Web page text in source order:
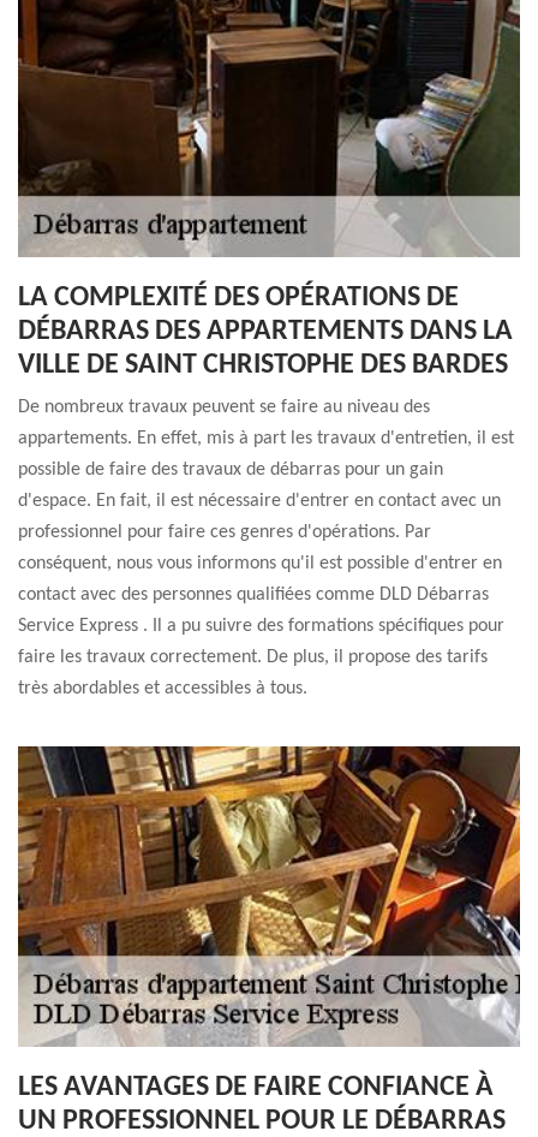
LA COMPLEXITÉ DES OPÉRATIONS DE
DÉBARRAS DES APPARTEMENTS DANS LA
VILLE DE SAINT CHRISTOPHE DES BARDES
De nombreux travaux peuvent se faire au niveau des
appartements. En effet, mis à part les travaux d'entretien, il est
possible de faire des travaux de débarras pour un gain
d'espace. En fait, il est nécessaire d'entrer en contact avec un
professionnel pour faire ces genres d'opérations. Par
conséquent, nous vous informons qu'il est possible d'entrer en
contact avec des personnes qualifiées comme DLD Débarras
Service Express . Il a pu suivre des formations spécifiques pour
faire les travaux correctement. De plus, il propose des tarifs
très abordables et accessibles à tous.
LES AVANTAGES DE FAIRE CONFIANCE À
UN PROFESSIONNEL POUR LE DÉBARRAS